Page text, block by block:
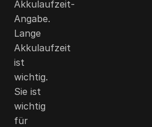
Akkulaufzeit-
Angabe.
Lange
Akkulaufzeit
ist
wichtig.
Sie ist
wichtig
für